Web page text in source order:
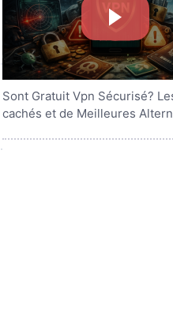
Sont Gratuit Vpn Sécurisé?
cachés et de Meilleures